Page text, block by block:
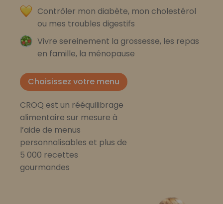
Contrôler mon diabète, mon cholestérol
ou mes troubles digestifs
Vivre sereinement la grossesse, les repas
en famille, la ménopause
Choisissez votre menu
CROQ est un rééquilibrage
alimentaire sur mesure à
l’aide de menus
personnalisables et plus de
5 000 recettes
gourmandes